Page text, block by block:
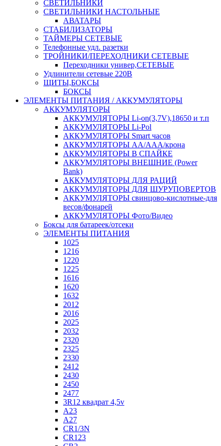
СВЕТИЛЬНИКИ
СВЕТИЛЬНИКИ НАСТОЛЬНЫЕ
АВАТАРЫ
СТАБИЛИЗАТОРЫ
ТАЙМЕРЫ СЕТЕВЫЕ
Телефонные удл. разетки
ТРОЙНИКИ/ПЕРЕХОДНИКИ СЕТЕВЫЕ
Переходники универ,СЕТЕВЫЕ
Удлинители сетевые 220В
ЩИТЫ,БОКСЫ
БОКСЫ
ЭЛЕМЕНТЫ ПИТАНИЯ / АККУМУЛЯТОРЫ
АККУМУЛЯТОРЫ
АККУМУЛЯТОРЫ Li-on(3,7V),18650 и т.п
АККУМУЛЯТОРЫ Li-Pol
АККУМУЛЯТОРЫ Smart часов
АККУМУЛЯТОРЫ АА/ААА/крона
АККУМУЛЯТОРЫ В СПАЙКЕ
АККУМУЛЯТОРЫ ВНЕШНИЕ (Power
Bank)
АККУМУЛЯТОРЫ ДЛЯ РАЦИЙ
АККУМУЛЯТОРЫ ДЛЯ ШУРУПОВЕРТОВ
АККУМУЛЯТОРЫ свинцово-кислотные-для
весов/фонарей
АККУМУЛЯТОРЫ Фото/Видео
Боксы для батареек/отсеки
ЭЛЕМЕНТЫ ПИТАНИЯ
1025
1216
1220
1225
1616
1620
1632
2012
2016
2025
2032
2320
2325
2330
2412
2430
2450
2477
3R12 квадрат 4,5v
A23
A27
CR1/3N
CR123